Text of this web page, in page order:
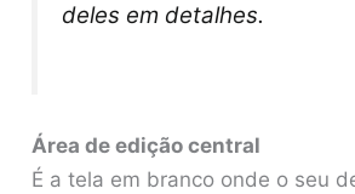
deles em detalhes.
Área de edição central
É a tela em branco onde o seu